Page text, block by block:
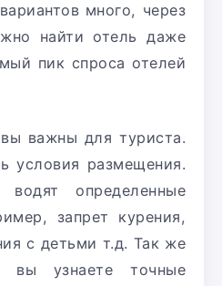
много, через
найти отель даже
пик спроса отелей
важны для туриста.
условия размещения.
определенные
запрет курения,
с детьми т.д. Так же
вы узнаете точные